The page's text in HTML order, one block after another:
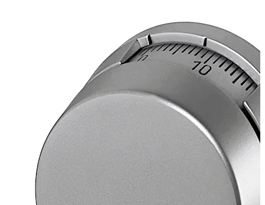
螺纹 UNS 5/16 英寸 -40，黄铜
伸出长度 120 毫米（有效啮合的螺纹部分有 110 毫米）
拨盘的花键在 50 的位置上